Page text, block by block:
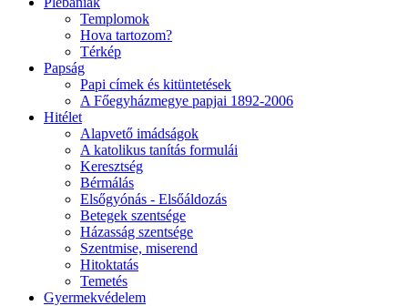
Templomok
Hova tartozom?
Térkép
Papság
Papi címek és kitüntetések
A Főegyházmegye papjai 1892-2006
Hitélet
Alapvető imádságok
A katolikus tanítás formulái
Keresztség
Bérmálás
Elsőgyónás - Elsőáldozás
Betegek szentsége
Házasság szentsége
Szentmise, miserend
Hitoktatás
Temetés
Gyermekvédelem